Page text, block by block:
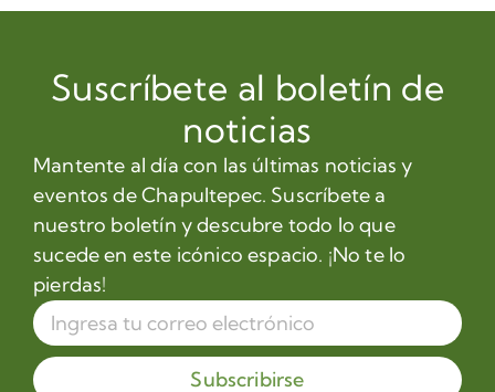
Suscríbete al boletín de
noticias
Mantente al día con las últimas noticias y
eventos de Chapultepec. Suscríbete a
nuestro boletín y descubre todo lo que
sucede en este icónico espacio. ¡No te lo
pierdas!
Subscribirse